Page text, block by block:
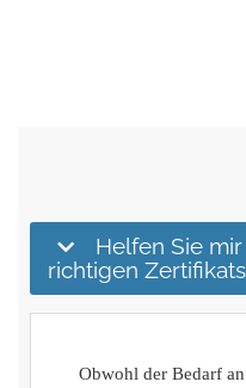
Helfen Sie
richtigen
Obwohl der Bedarf